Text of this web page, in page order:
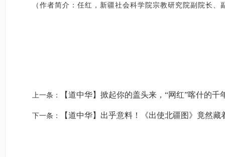
（作者简介：任红，新疆社会科学院宗教研究院副院长
上一条： 【道中华】掀起你的盖头来，“网红”喀什的千
下一条： 【道中华】出乎意料！《出使北疆图》竟然